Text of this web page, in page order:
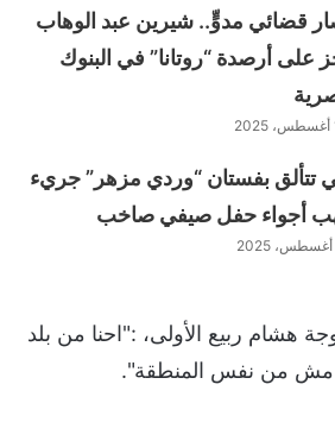
قضائي مدوٍّ.. شيرين عبد الوهاب
على أرصدة “روتانا” في البنوك
تتألق بفستان “وردي مزهر” جريء
أجواء حفل صيفي صاخب
هشام ربيع الأولى، :"احنا من بلد
مش من نفس المنطقة".